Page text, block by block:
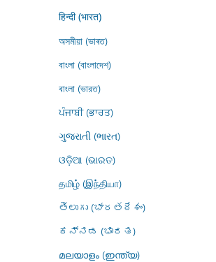
हिन्दी (भारत)
অসমীয়া (ভাৰত)
বাংলা (বাংলাদেশ)
বাংলা (ভারত)
ਪੰਜਾਬੀ (ਭਾਰਤ)
ગુજરાતી (ભારત)
ଓଡ଼ିଆ (ଭାରତ)
தமிழ் (இந்தியா)
తెలుగు (భారతదేశం)
ಕನ್ನಡ (ಭಾರತ)
മലയാളം (ഇന്ത്യ)